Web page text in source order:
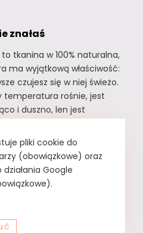
znałaś
to tkanina w 100% naturalna,
ma wyjątkową właściwość:
czujesz się w niej świeżo.
temperatura rośnie, jest
i duszno, len jest
o lnie, których
nie znałaś. Fakty
których nie znałaś Lnu nie
prasować. Wystarczy tzw.
dalej
pliki cookie do
(obowiązkowe) oraz
Google